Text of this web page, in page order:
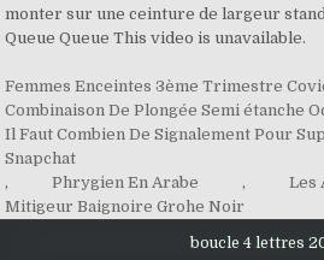
monter sur une ceinture de largeur
Queue Queue This video is unavailable.
Femmes Enceintes 3ème Trimestre
Combinaison De Plongée Semi étanche
Il Faut Combien De Signalement Pour
Snapchat
,
Phrygien En Arabe , Les
Mitigeur Baignoire Grohe Noir
boucle 4 lettres